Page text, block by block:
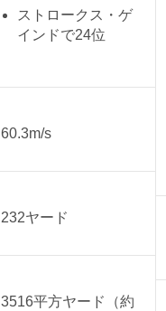
ストロークス・ゲ
インドで24位
60.3m/s
232ヤード
3516平方ヤード（約